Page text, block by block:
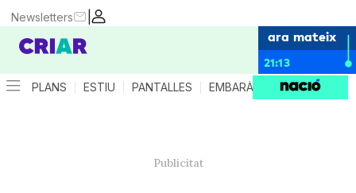
|
Newsletters
ara mateix
21:13
PLANS ESTIU PANTALLES EMBARÀS CRIANÇA